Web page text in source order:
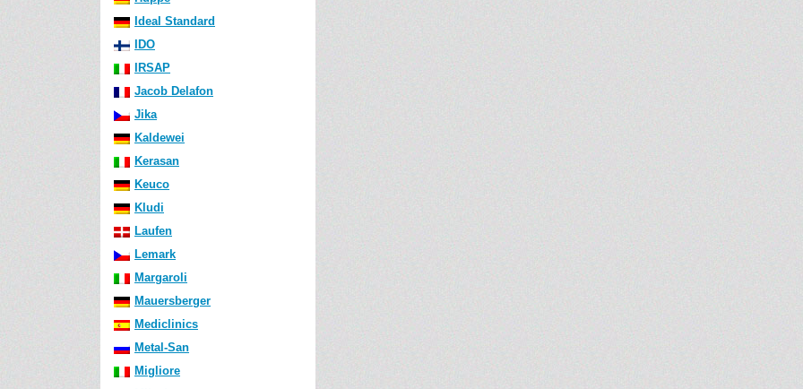
Ideal Standard
IDO
IRSAP
Jacob Delafon
Jika
Kaldewei
Kerasan
Keuco
Kludi
Laufen
Lemark
Margaroli
Mauersberger
Mediclinics
Metal-San
Migliore